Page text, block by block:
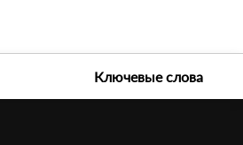
Ключевые слова